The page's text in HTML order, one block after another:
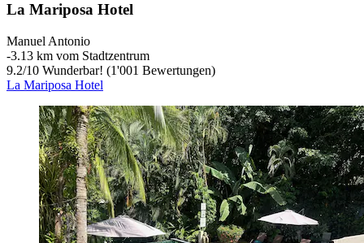
La Mariposa Hotel
Manuel Antonio
‐3.13 km vom Stadtzentrum
9.2/10 Wunderbar! (1'001 Bewertungen)
La Mariposa Hotel